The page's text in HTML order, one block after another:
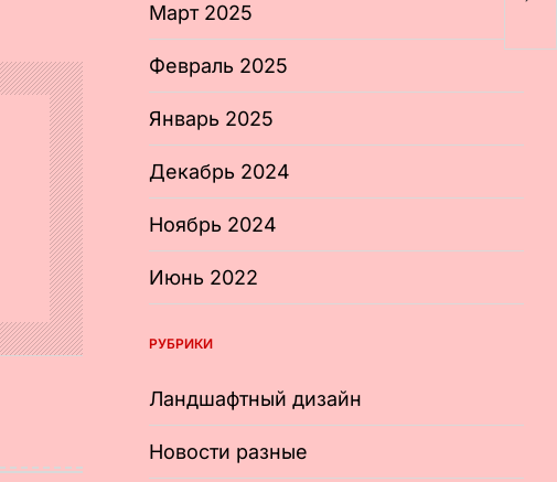
Март 2025
Февраль 2025
Январь 2025
Декабрь 2024
Ноябрь 2024
Июнь 2022
РУБРИКИ
Ландшафтный дизайн
Новости разные